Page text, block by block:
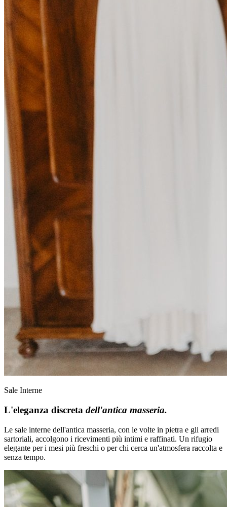
Sale Interne
L'eleganza discreta dell'antica masseria.
Le sale interne dell'antica masseria, con le volte in pietra e gli arredi
sartoriali, accolgono i ricevimenti più intimi e raffinati. Un rifugio
elegante per i mesi più freschi o per chi cerca un'atmosfera raccolta e
senza tempo.